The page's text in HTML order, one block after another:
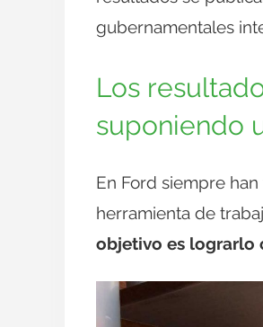
gubernamentales
Los
suponiendo
En Ford siempre
herramienta de
objetivo es lograrlo